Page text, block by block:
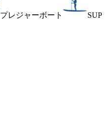
プレジャーボート SUP